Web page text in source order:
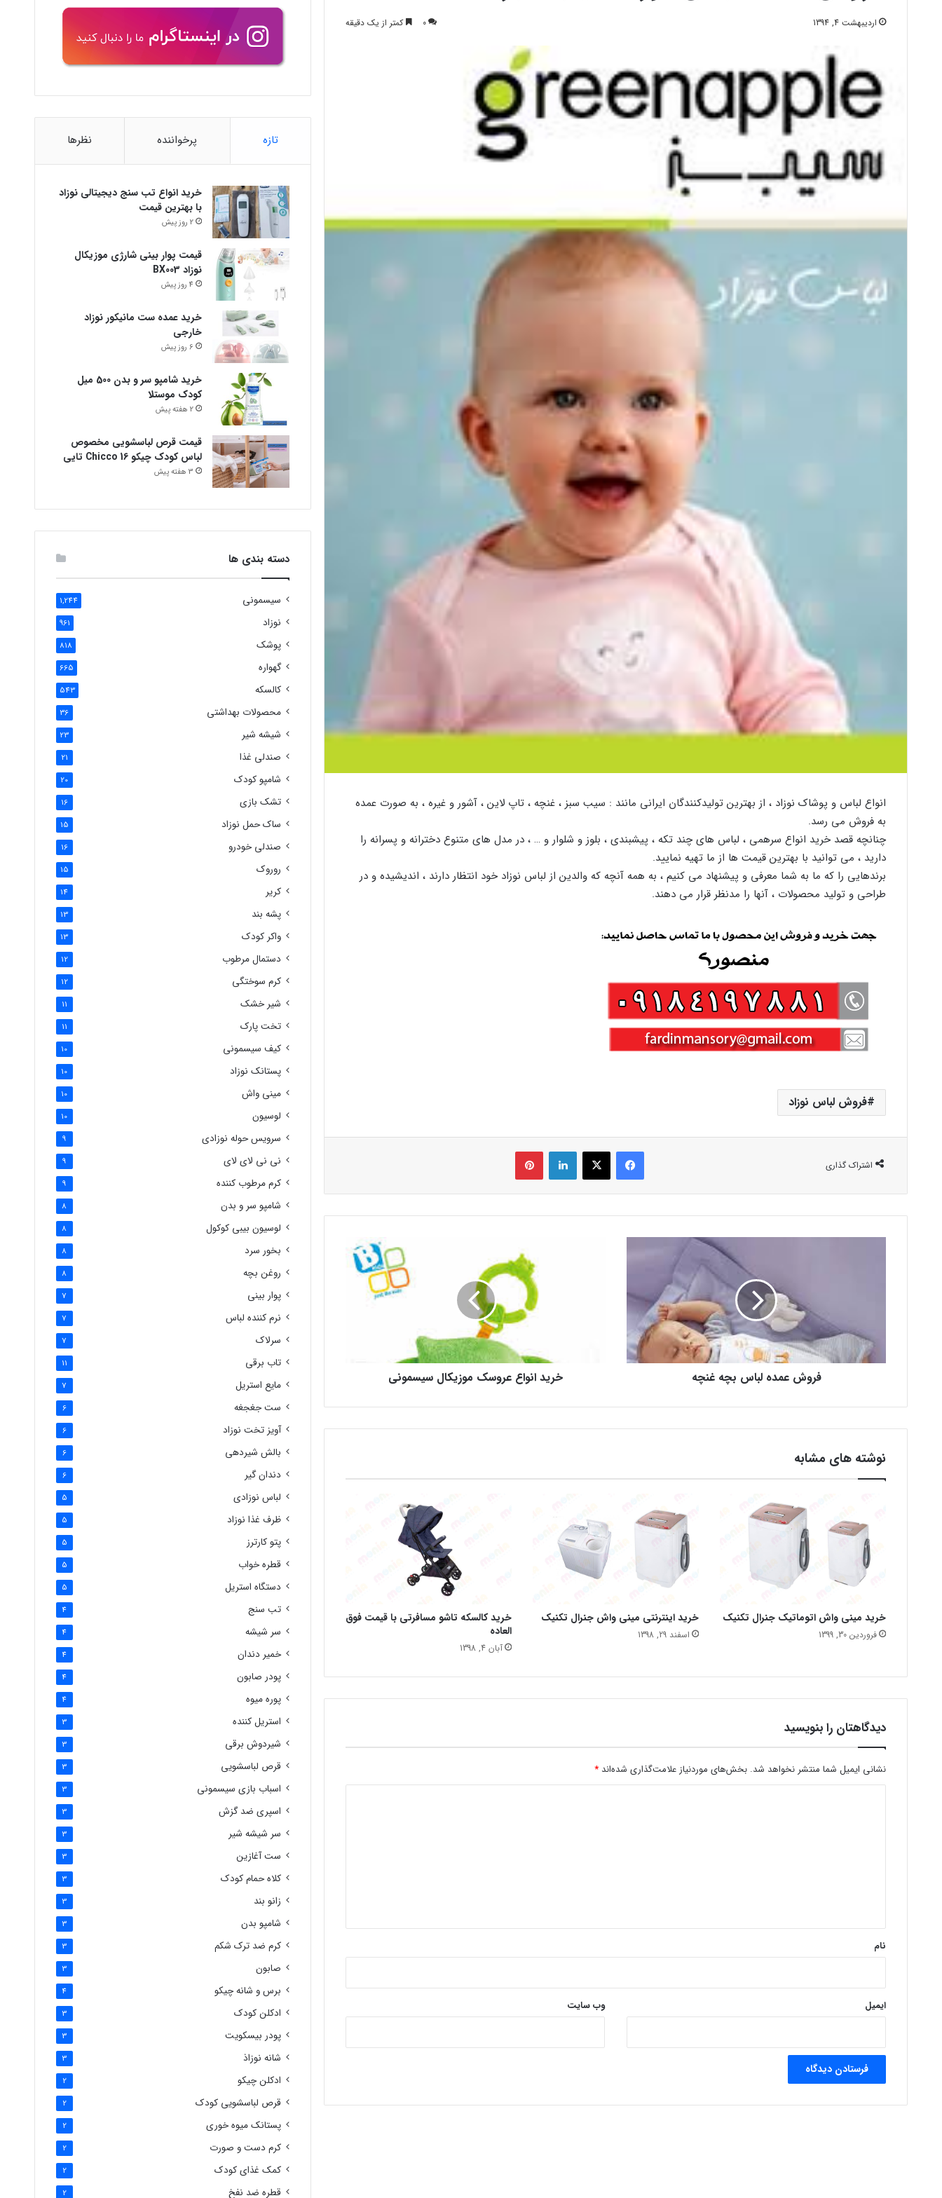
اردیبهشت 4, 1394 0 کمتر از یک دقیقه
انواع لباس و پوشاک نوزاد ، از بهترین تولیدکنندگان ایرانی مانند : سیب سبز ، غنچه ، تاپ لاین ، آشور و غیره ، به صورت عمده
به فروش می رسد.
چنانچه قصد خرید انواع سرهمی ، لباس های چند تکه ، پیشبندی ، بلوز و شلوار و … ، در مدل های متنوع دخترانه و پسرانه را
دارید ، می توانید با بهترین قیمت ها از ما تهیه نمایید.
برندهایی را که ما به شما معرفی و پیشنهاد می کنیم ، به همه آنچه که والدین از لباس نوزاد خود انتظار دارند ، اندیشیده و در
طراحی و تولید محصولات ، آنها را مدنظر قرار می دهند.
فروش لباس نوزاد
اشتراک گذاری
فیس بوک X لینکدین ‫پین‌ترست
فروش عمده لباس بچه غنچه خرید انواع عروسک موزیکال سیسمونی
نوشته های مشابه
خرید مینی واش اتوماتیک جنرال تکنیک
فروردین 30, 1399
خرید اینترنتی مینی واش جنرال تکنیک
اسفند 29, 1398
خرید کالسکه تاشو مسافرتی با قیمت فوق
العاده
آبان 4, 1398
دیدگاهتان را بنویسید
نشانی ایمیل شما منتشر نخواهد شد. بخش‌های موردنیاز علامت‌گذاری شده‌اند *
نام
ایمیل وب‌ سایت
تازه پرخواننده نظرها
خرید انواع تب سنج دیجیتالی نوزاد
با بهترین قیمت
2 روز پیش
قیمت پوار بینی شارژی موزیکال
نوزاد BX003
4 روز پیش
خرید عمده ست مانیکور نوزاد
خارجی
6 روز پیش
خرید شامپو سر و بدن 500 میل
کودک موستلا
2 هفته پیش
قیمت قرص لباسشویی مخصوص
لباس کودک چیکو Chicco 16 تایی
3 هفته پیش
دسته بندی ها
سیسمونی 1,244
نوزاد 961
پوشک 818
گهواره 665
کالسکه 543
محصولات بهداشتی 36
شیشه شیر 23
صندلی غذا 21
شامپو کودک 20
تشک بازی 16
ساک حمل نوزاد 15
صندلی خودرو 16
روروک 15
کریر 14
پشه بند 13
واکر کودک 13
دستمال مرطوب 12
کرم سوختگی 12
شیر خشک 11
تخت پارک 11
کیف سیسمونی 10
پستانک نوزاد 10
مینی واش 10
لوسیون 10
سرویس حوله نوزادی 9
نی نی لای لای 9
کرم مرطوب کننده 9
شامپو سر و بدن 8
لوسیون بیبی کوکول 8
بخور سرد 8
روغن بچه 8
پوار بینی 7
نرم کننده لباس 7
سرلاک 7
تاب برقی 11
مایع استریل 7
ست جغجغه 6
آویز تخت نوزاد 6
بالش شیردهی 6
دندان گیر 6
لباس نوزادی 5
ظرف غذا نوزاد 5
پتو کارترز 5
قطره خواب 5
دستگاه استریل 5
تب سنج 4
سر شیشه 4
خمیر دندان 4
پودر صابون 4
پوره میوه 4
استریل کننده 3
شیردوش برقی 3
قرص لباسشویی 3
اسباب بازی سیسمونی 3
اسپری ضد گزش 3
سر شیشه شیر 3
ست آغازین 3
کلاه حمام کودک 3
زانو بند 3
شامپو بدن 3
کرم ضد ترک شکم 3
صابون 3
برس و شانه چیکو 4
ادکلن کودک 3
پودر بیسکویت 3
شانه نوزاذ 3
ادکلن چیکو 2
قرص لباسشویی کودک 2
پستانک میوه خوری 2
کرم دست و صورت 2
کمک غذای کودک 2
قطره ضد نفخ 2